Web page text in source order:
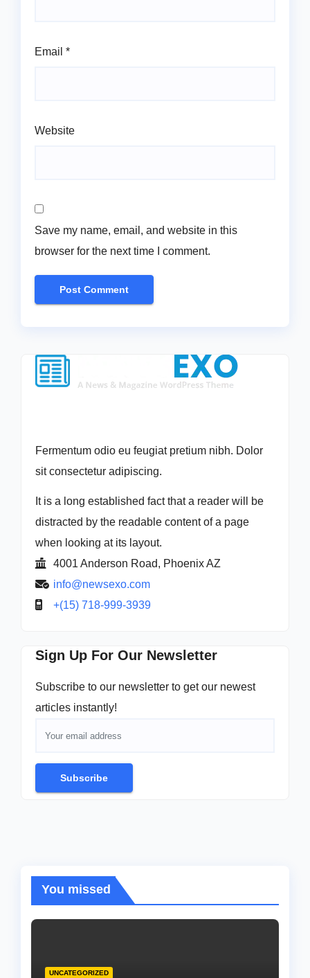
Email *
Website
Save my name, email, and website in this
browser for the next time I comment.
Fermentum odio eu feugiat pretium nibh. Dolor
sit consectetur adipiscing.
It is a long established fact that a reader will be
distracted by the readable content of a page
when looking at its layout.
4001 Anderson Road, Phoenix AZ
info@newsexo.com
+(15) 718-999-3939
Sign Up For Our Newsletter
Subscribe to our newsletter to get our newest
articles instantly!
Subscribe
You missed
UNCATEGORIZED